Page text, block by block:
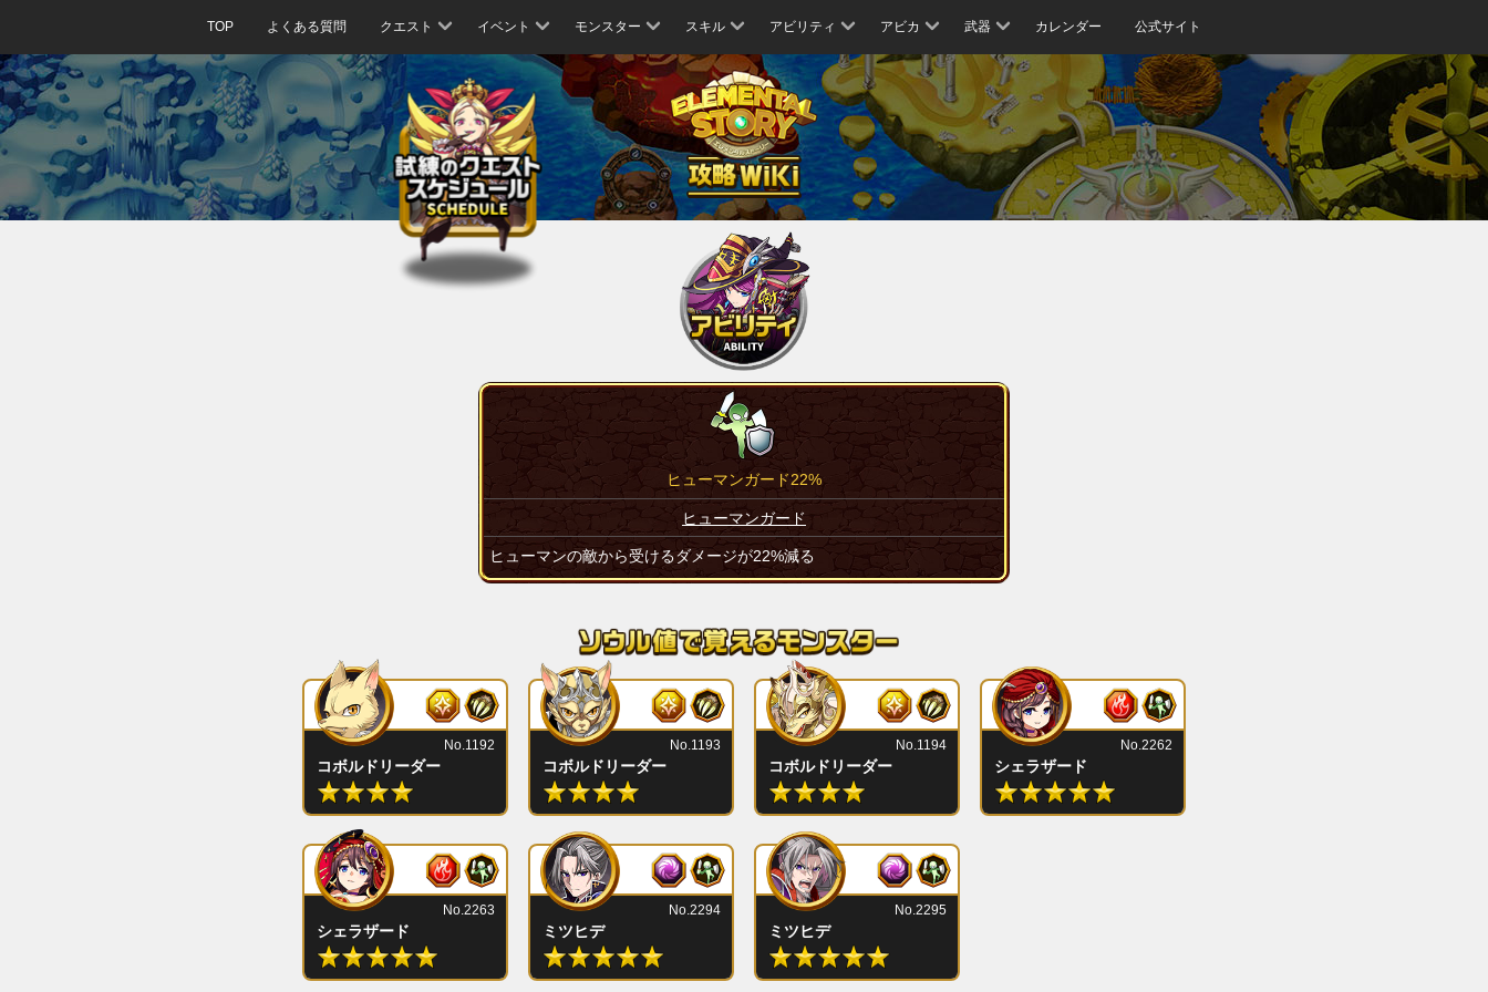
TOP よくある質問 クエスト イベント モンスター スキル アビリティ アビカ 武器 カレンダー 公式サイト
ヒューマンガード22%
ヒューマンガード
ヒューマンの敵から受けるダメージが22%減る
コボルドリーダー
No.1192
コボルドリーダー
No.1193
コボルドリーダー
No.1194
シェラザード
No.2262
シェラザード
No.2263
ミツヒデ
No.2294
ミツヒデ
No.2295